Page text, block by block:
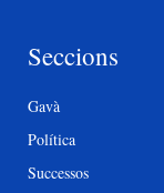
Seccions
Gavà
Política
Successos